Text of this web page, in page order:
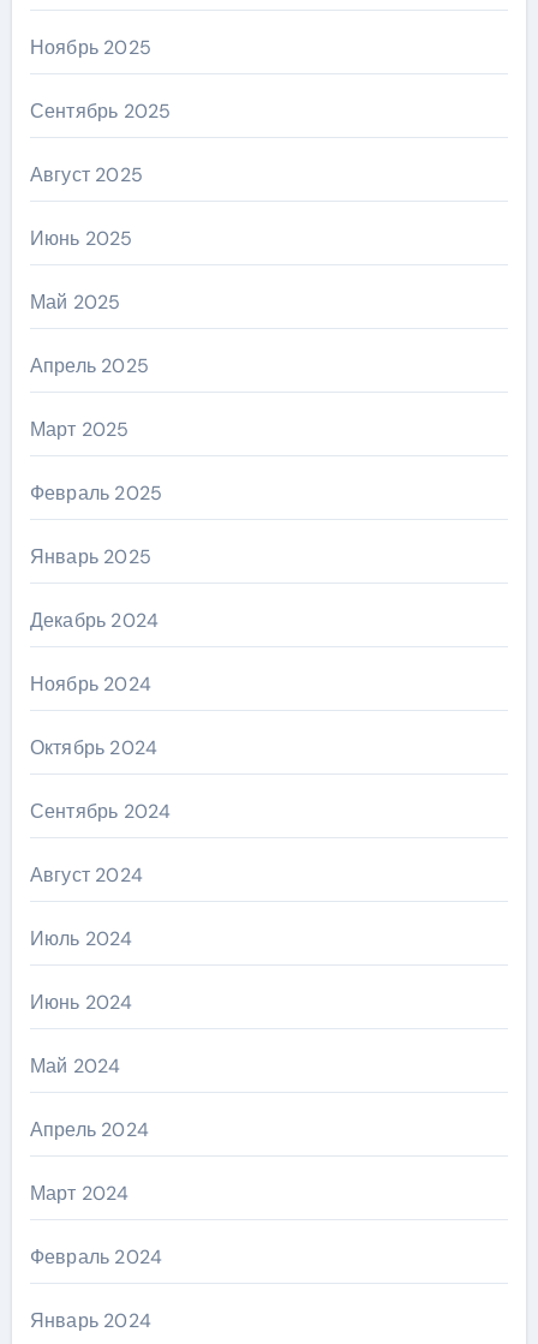
Ноябрь 2025
Сентябрь 2025
Август 2025
Июнь 2025
Май 2025
Апрель 2025
Март 2025
Февраль 2025
Январь 2025
Декабрь 2024
Ноябрь 2024
Октябрь 2024
Сентябрь 2024
Август 2024
Июль 2024
Июнь 2024
Май 2024
Апрель 2024
Март 2024
Февраль 2024
Январь 2024